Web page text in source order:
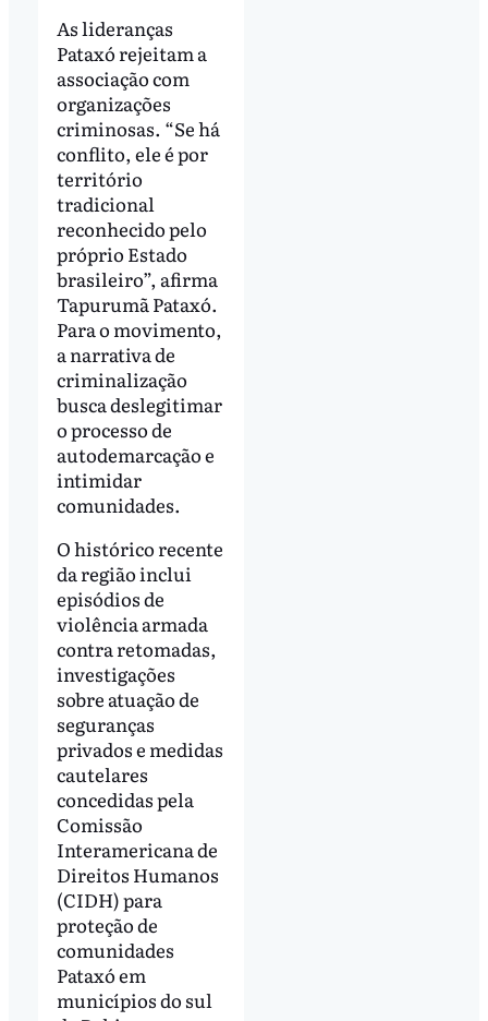
As lideranças
Pataxó rejeitam a
associação com
organizações
criminosas. “Se há
conflito, ele é por
território
tradicional
reconhecido pelo
próprio Estado
brasileiro”, afirma
Tapurumã Pataxó.
Para o movimento,
a narrativa de
criminalização
busca deslegitimar
o processo de
autodemarcação e
intimidar
comunidades.
O histórico recente
da região inclui
episódios de
violência armada
contra retomadas,
investigações
sobre atuação de
seguranças
privados e medidas
cautelares
concedidas pela
Comissão
Interamericana de
Direitos Humanos
(CIDH) para
proteção de
comunidades
Pataxó em
municípios do sul